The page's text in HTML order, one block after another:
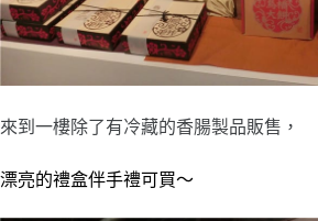
來到一樓除了有冷藏的香腸製品販售，
漂亮的禮盒伴手禮可買～